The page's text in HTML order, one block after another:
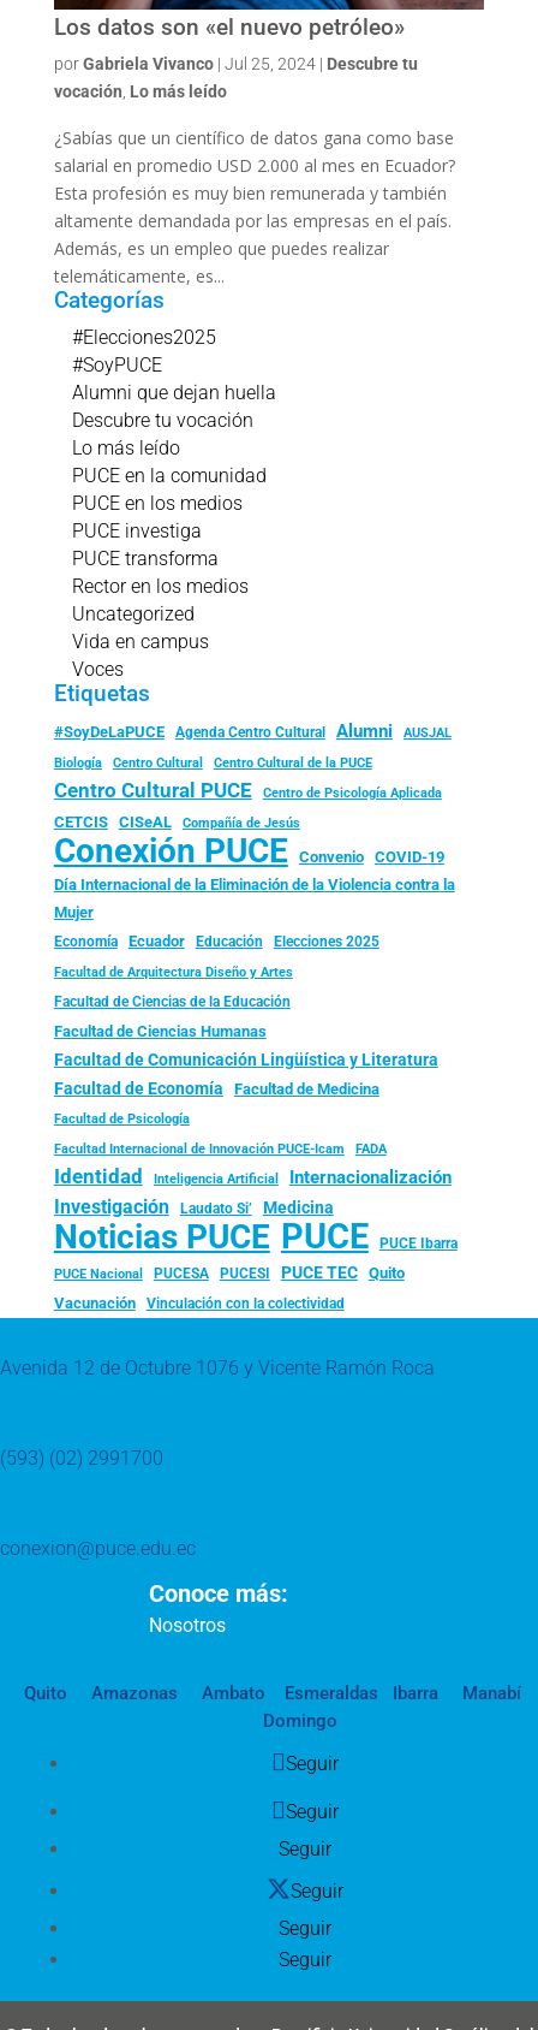
Los datos son «el nuevo petróleo»
porGabriela Vivanco| Jul 25, 2024| Descubre tu
vocación Lo más leído
¿Sabías que un científico de datos gana como base
salarial en promedio USD 2.000 al mes en Ecuador?
Esta profesión es muy bien remunerada y también
altamente demandada por las empresas en el país.
Además, es un empleo que puedes realizar
telemáticamente, es...
Categorías
#Elecciones2025
#SoyPUCE
Alumni que dejan huella
Descubre tu vocación
Lo más leído
PUCE en la comunidad
PUCE en los medios
PUCE investiga
PUCE transforma
Rector en los medios
Uncategorized
Vida en campus
Voces
Etiquetas
#SoyDeLaPUCE Agenda Centro Cultural Alumni
AUSJAL
Biología
Centro Cultural Centro Cultural de la PUCE
Centro Cultural PUCE Centro de Psicología Aplicada
CETCIS CISeAL Compañía de Jesús
Conexión PUCE Convenio
COVID-19
Día Internacional de la Eliminación de la Violencia contra la
Mujer
Economía Ecuador Educación Elecciones 2025
Facultad de Arquitectura Diseño y Artes
Facultad de Ciencias de la Educación
Facultad de Ciencias Humanas
Facultad de Comunicación Lingüística y Literatura
Facultad de Economía Facultad de Medicina
Facultad de Psicología
Facultad Internacional de Innovación PUCE-Icam FADA
Identidad Inteligencia Artificial Internacionalización
Investigación Laudato Si’ Medicina
Noticias PUCE PUCE PUCE Ibarra
PUCE Nacional PUCESA PUCESI PUCE TEC
Quito
Vacunación
Vinculación con la colectividad
Avenida 12 de Octubre 1076 y Vicente Ramón Roca
(593) (02) 2991700
conexion@puce.edu.ec
Conoce más:
Nosotros
Quito Amazonas Ambato Esmeraldas Ibarra
Manabí
Domingo
Seguir
Seguir
Seguir
Seguir
Seguir
Seguir